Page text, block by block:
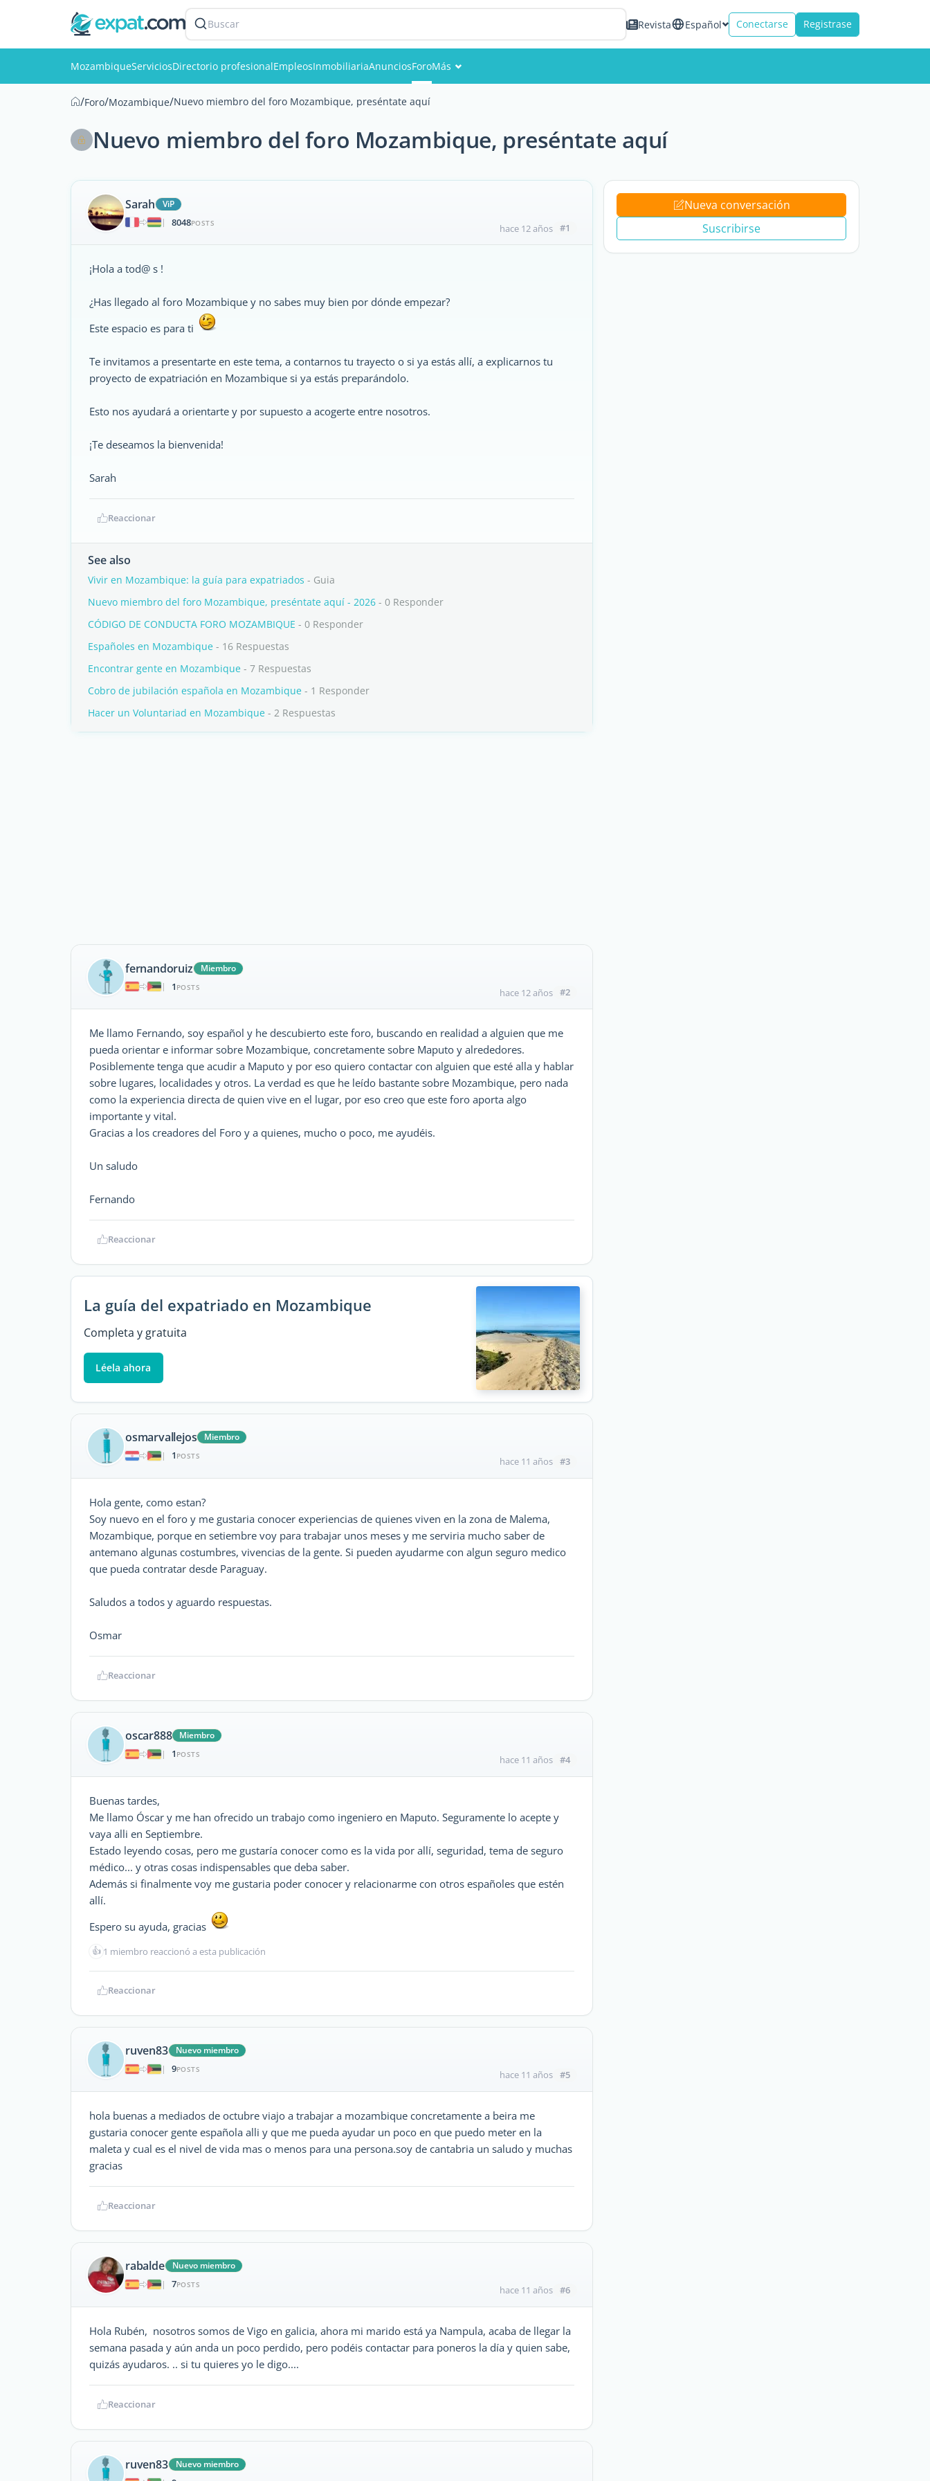
Buscar Revista Español Conectarse Registrase
MozambiqueServiciosDirectorio profesionalEmpleosInmobiliariaAnunciosForoMás
Miembros
/Foro/Mozambique/Nuevo miembro del foro Mozambique, preséntate aquí
Nuevo miembro del foro Mozambique, preséntate aquí
Sarah
ViP
|
8048POSTS hace 12 años #1
¡Hola a tod@ s !
¿Has llegado al foro Mozambique y no sabes muy bien por dónde empezar?
Este espacio es para ti
Te invitamos a presentarte en este tema, a contarnos tu trayecto o si ya estás allí, a explicarnos tu
proyecto de expatriación en Mozambique si ya estás preparándolo.
Esto nos ayudará a orientarte y por supuesto a acogerte entre nosotros.
¡Te deseamos la bienvenida!
Sarah
Reaccionar
See also
Vivir en Mozambique: la guía para expatriados - Guia
Nuevo miembro del foro Mozambique, preséntate aquí - 2026 - 0 Responder
CÓDIGO DE CONDUCTA FORO MOZAMBIQUE - 0 Responder
Españoles en Mozambique - 16 Respuestas
Encontrar gente en Mozambique - 7 Respuestas
Cobro de jubilación española en Mozambique - 1 Responder
Hacer un Voluntariad en Mozambique - 2 Respuestas
fernandoruiz
Miembro
|
1 POSTS hace 12 años #2
Me llamo Fernando, soy español y he descubierto este foro, buscando en realidad a alguien que me
pueda orientar e informar sobre Mozambique, concretamente sobre Maputo y alrededores.
Posiblemente tenga que acudir a Maputo y por eso quiero contactar con alguien que esté alla y hablar
sobre lugares, localidades y otros. La verdad es que he leído bastante sobre Mozambique, pero nada
como la experiencia directa de quien vive en el lugar, por eso creo que este foro aporta algo
importante y vital.
Gracias a los creadores del Foro y a quienes, mucho o poco, me ayudéis.
Un saludo
Fernando
Reaccionar
La guía del expatriado en Mozambique
Completa y gratuita
Léela ahora
osmarvallejos
Miembro
|
1 POSTS hace 11 años #3
Hola gente, como estan?
Soy nuevo en el foro y me gustaria conocer experiencias de quienes viven en la zona de Malema,
Mozambique, porque en setiembre voy para trabajar unos meses y me serviria mucho saber de
antemano algunas costumbres, vivencias de la gente. Si pueden ayudarme con algun seguro medico
que pueda contratar desde Paraguay.
Saludos a todos y aguardo respuestas.
Osmar
Reaccionar
oscar888
Miembro
|
1 POSTS hace 11 años #4
Buenas tardes,
Me llamo Óscar y me han ofrecido un trabajo como ingeniero en Maputo. Seguramente lo acepte y
vaya alli en Septiembre.
Estado leyendo cosas, pero me gustaría conocer como es la vida por allí, seguridad, tema de seguro
médico... y otras cosas indispensables que deba saber.
Además si finalmente voy me gustaria poder conocer y relacionarme con otros españoles que estén
allí.
Espero su ayuda, gracias
👍 1 miembro reaccionó a esta publicación
Reaccionar
ruven83
Nuevo miembro
|
9POSTS hace 11 años #5
hola buenas a mediados de octubre viajo a trabajar a mozambique concretamente a beira me
gustaria conocer gente española alli y que me pueda ayudar un poco en que puedo meter en la
maleta y cual es el nivel de vida mas o menos para una persona.soy de cantabria un saludo y muchas
gracias
Reaccionar
rabalde
Nuevo miembro
|
7POSTS hace 11 años #6
Hola Rubén, nosotros somos de Vigo en galicia, ahora mi marido está ya Nampula, acaba de llegar la
semana pasada y aún anda un poco perdido, pero podéis contactar para poneros la día y quien sabe,
quizás ayudaros. .. si tu quieres yo le digo....
Reaccionar
ruven83
Nuevo miembro
Nueva conversación
Suscribirse